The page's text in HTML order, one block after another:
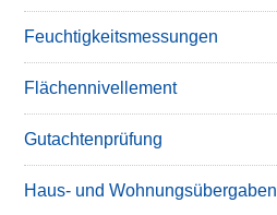
Feuchtigkeitsmessungen
Flächennivellement
Gutachtenprüfung
Haus- und Wohnungsübergaben